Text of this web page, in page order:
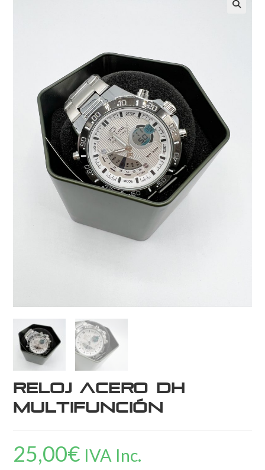
Reloj acero DH
multifunción
25,00€ IVA Inc.